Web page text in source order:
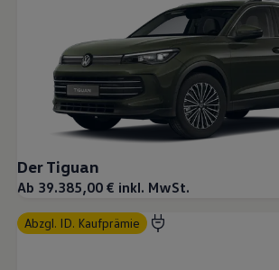
Der Tiguan
Ab 39.385,00 € inkl. MwSt.
abzgl. ID. Kaufprämie